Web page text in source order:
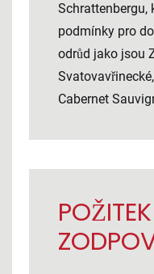
Schrattenbergu,
podmínky pro
odrůd jako jsou
Cabernet